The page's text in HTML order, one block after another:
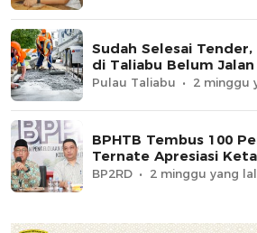
Sudah Selesai
di Taliabu Belum Jalan
Pulau Taliabu 2 minggu
BPHTB Tembus 100
Ternate Apresiasi
BP2RD 2 minggu yang